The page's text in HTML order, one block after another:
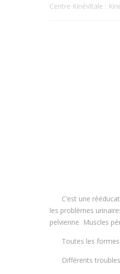
Centre KinéVitale :
C’est une
les problèmes
pelvienne Muscles
Toutes les formes
Différents